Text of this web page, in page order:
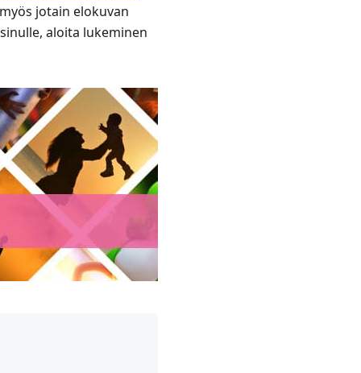
jotain elokuvan
aloita lukeminen